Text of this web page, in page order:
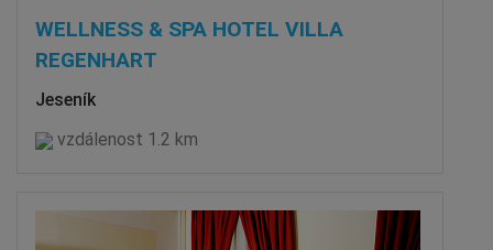
WELLNESS & SPA HOTEL VILLA
REGENHART
Jeseník
vzdálenost 1.2 km